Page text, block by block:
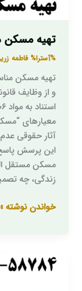
تهیه مسکن
%آسترا% فاطمه
تهیه مسکن
و از وظایف
معیارهای
آثار حقوقی
این پرسش پاسخ
مسکن مستقل
زندگی، چه
خواندن نوشته »
نمونه
لایحه